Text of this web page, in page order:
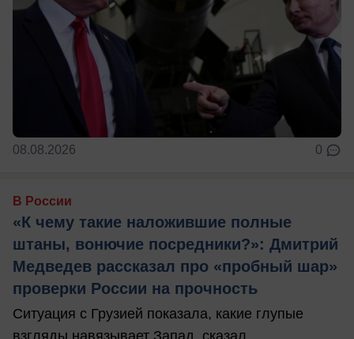
08.08.2026 0
В России
«К чему такие наложившие полные
штаны, вонючие посредники?»: Дмитрий
Медведев рассказал про «пробный шар»
проверки России на прочность
Ситуация с Грузией показала, какие глупые
взгляды навязывает Запад, сказал